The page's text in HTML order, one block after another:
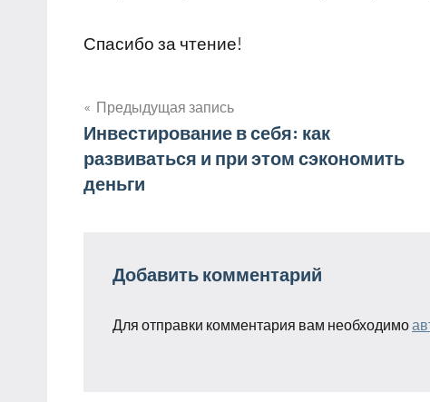
Спасибо за чтение!
Навигация
по
Предыдущая запись
Инвестирование в себя: как
развиваться и при этом сэкономить
деньги
Добавить комментарий
Для отправки комментария вам необходимо